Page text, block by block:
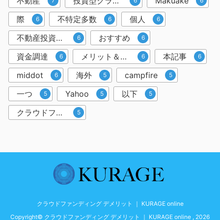
際 6 不特定多数 6 個人 6
不動産投資クラウドファンディング 6 おすすめ 6
資金調達 6 メリット＆デメリット 6 本記事 6
middot 6 海外 5 campfire 5
一つ 5 Yahoo 5 以下 5
クラウドファンディングサービス 5
クラウドファンディング デメリット ｜ KURAGE online
Copyright© クラウドファンディング デメリット ｜ KURAGE online , 2026